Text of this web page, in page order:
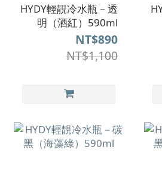
HYDY輕靚冷水瓶－透
明（酒紅）590ml
NT$890
NT$1,100